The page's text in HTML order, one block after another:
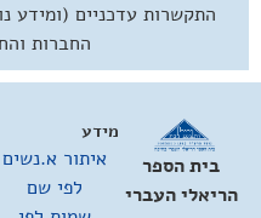
התקשרות עדכניים (ומידע
החברות
בית הספר
הריאלי העברי
מידע
איתור א.נשים
לפי שם